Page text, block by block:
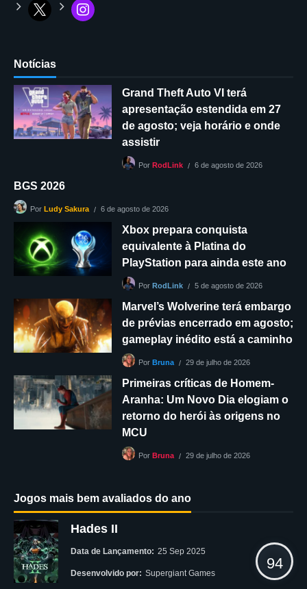
Notícias
Grand Theft Auto VI terá
apresentação estendida em 27
de agosto; veja horário e onde
assistir
Por RodLink 6 de agosto de 2026
BGS 2026
Por Ludy Sakura 6 de agosto de 2026
Xbox prepara conquista
equivalente à Platina do
PlayStation para ainda este ano
Por RodLink 5 de agosto de 2026
Marvel’s Wolverine terá embargo
de prévias encerrado em agosto;
gameplay inédito está a caminho
Por Bruna 29 de julho de 2026
Primeiras críticas de Homem-
Aranha: Um Novo Dia elogiam o
retorno do herói às origens no
MCU
Por Bruna 29 de julho de 2026
Jogos mais bem avaliados do ano
Hades II
Data de Lançamento: 25 Sep 2025
Desenvolvido por: Supergiant Games
94